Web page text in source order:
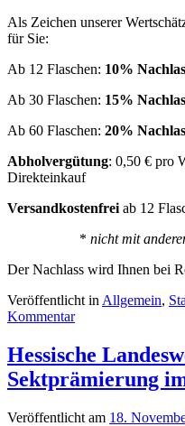
Als Zeichen unserer
für
Ab 12 Flaschen: 10%
Ab 30 Flaschen: 15%
Ab 60 Flaschen: 20%
Abholvergütung: 0,50 € pro
Direkteinkauf
Versandkostenfrei ab 12
* nicht mit
Der Nachlass wird Ihnen bei
Veröffentlicht in Allgemein,
Kommentar
Hessische
Sektprämierung
Veröffentlicht am 18.